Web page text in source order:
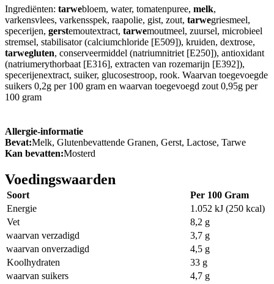
Ingrediënten: tarwebloem, water, tomatenpuree, melk,
varkensvlees, varkensspek, raapolie, gist, zout, tarwegriesmeel,
specerijen, gerstemoutextract, tarwemoutmeel, zuursel, microbieel
stremsel, stabilisator (calciumchloride [E509]), kruiden, dextrose,
tarwegluten, conserveermiddel (natriumnitriet [E250]), antioxidant
(natriumerythorbaat [E316], extracten van rozemarijn [E392]),
specerijenextract, suiker, glucosestroop, rook. Waarvan toegevoegde
suikers 0,2g per 100 gram en waarvan toegevoegd zout 0,95g per
100 gram
Allergie-informatie
Bevat:Melk, Glutenbevattende Granen, Gerst, Lactose, Tarwe
Kan bevatten:Mosterd
Voedingswaarden
Soort
Per 100 Gram
Energie
1.052 kJ (250 kcal)
Vet
8,2 g
waarvan verzadigd
3,7 g
waarvan onverzadigd
4,5 g
Koolhydraten
33 g
waarvan suikers
4,7 g